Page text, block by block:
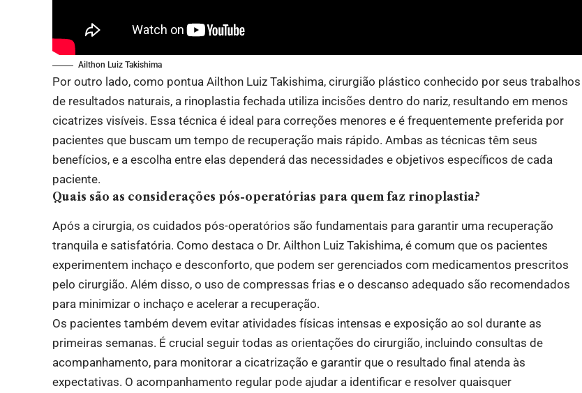
Ailthon Luiz Takishima
Por outro lado, como pontua Ailthon Luiz Takishima, cirurgião plástico conhecido por seus trabalhos
de resultados naturais, a rinoplastia fechada utiliza incisões dentro do nariz, resultando em menos
cicatrizes visíveis. Essa técnica é ideal para correções menores e é frequentemente preferida por
pacientes que buscam um tempo de recuperação mais rápido. Ambas as técnicas têm seus
benefícios, e a escolha entre elas dependerá das necessidades e objetivos específicos de cada
paciente.
Quais são as considerações pós-operatórias para quem faz rinoplastia?
Após a cirurgia, os cuidados pós-operatórios são fundamentais para garantir uma recuperação
tranquila e satisfatória. Como destaca o Dr. Ailthon Luiz Takishima, é comum que os pacientes
experimentem inchaço e desconforto, que podem ser gerenciados com medicamentos prescritos
pelo cirurgião. Além disso, o uso de compressas frias e o descanso adequado são recomendados
para minimizar o inchaço e acelerar a recuperação.
Os pacientes também devem evitar atividades físicas intensas e exposição ao sol durante as
primeiras semanas. É crucial seguir todas as orientações do cirurgião, incluindo consultas de
acompanhamento, para monitorar a cicatrização e garantir que o resultado final atenda às
expectativas. O acompanhamento regular pode ajudar a identificar e resolver quaisquer